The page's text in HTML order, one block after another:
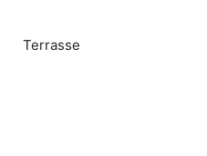
Terrasse